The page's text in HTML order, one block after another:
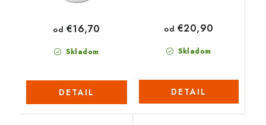
Skladom
od €16,70
DETAIL
Skladom
od €20,90
DETAIL